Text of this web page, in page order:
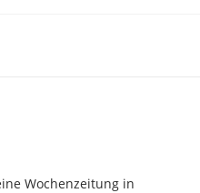
Wochenzeitung in